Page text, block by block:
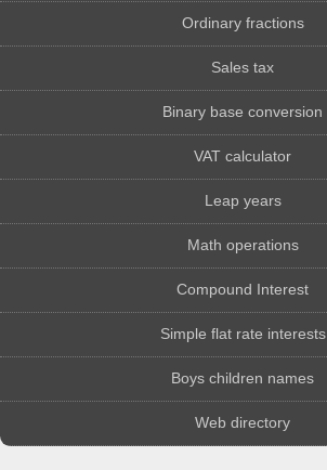
Ordinary fractions
Sales tax
Binary base conversion
VAT calculator
Leap years
Math operations
Compound Interest
Simple flat rate interests
Boys children names
Web directory